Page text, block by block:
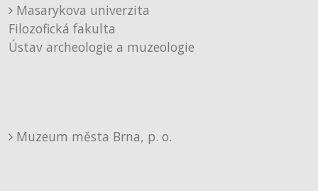
Masarykova univerzita
Filozofická fakulta
Ústav archeologie a muzeologie
Muzeum města Brna, p. o.